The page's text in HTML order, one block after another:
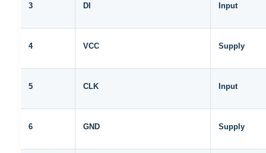
3 DI Input
4 VCC Supply
5 CLK Input
6 GND Supply